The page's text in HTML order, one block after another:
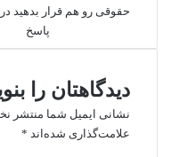
حقوقی رو هم قرار بدهید
پاسخ
دیدگاهتان را
نشانی ایمیل شما منتشر
علامت‌گذاری شده‌اند *